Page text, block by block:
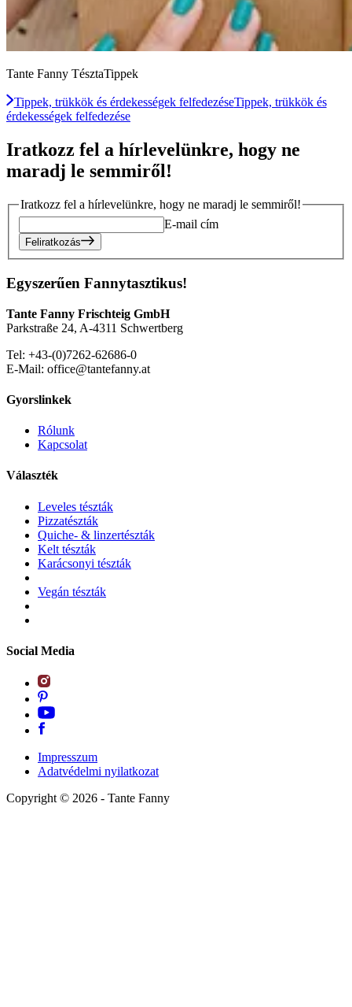
Tante Fanny TésztaTippek
Tippek, trükkök és érdekességek felfedezéseTippek, trükkök és
érdekességek felfedezése
Iratkozz fel a hírlevelünkre, hogy ne
maradj le semmiről!
Iratkozz fel a hírlevelünkre, hogy ne maradj le semmiről!
E-mail cím
Feliratkozás
Egyszerűen Fannytasztikus!
Tante Fanny Frischteig GmbH
Parkstraße 24, A-4311 Schwertberg
Tel: +43-(0)7262-62686-0
E-Mail: office@tantefanny.at
Gyorslinkek
Rólunk
Kapcsolat
Választék
Leveles tészták
Pizzatészták
Quiche- & linzertészták
Kelt tészták
Karácsonyi tészták
Vegán tészták
Social Media
Impresszum
Adatvédelmi nyilatkozat
Copyright © 2026 - Tante Fanny